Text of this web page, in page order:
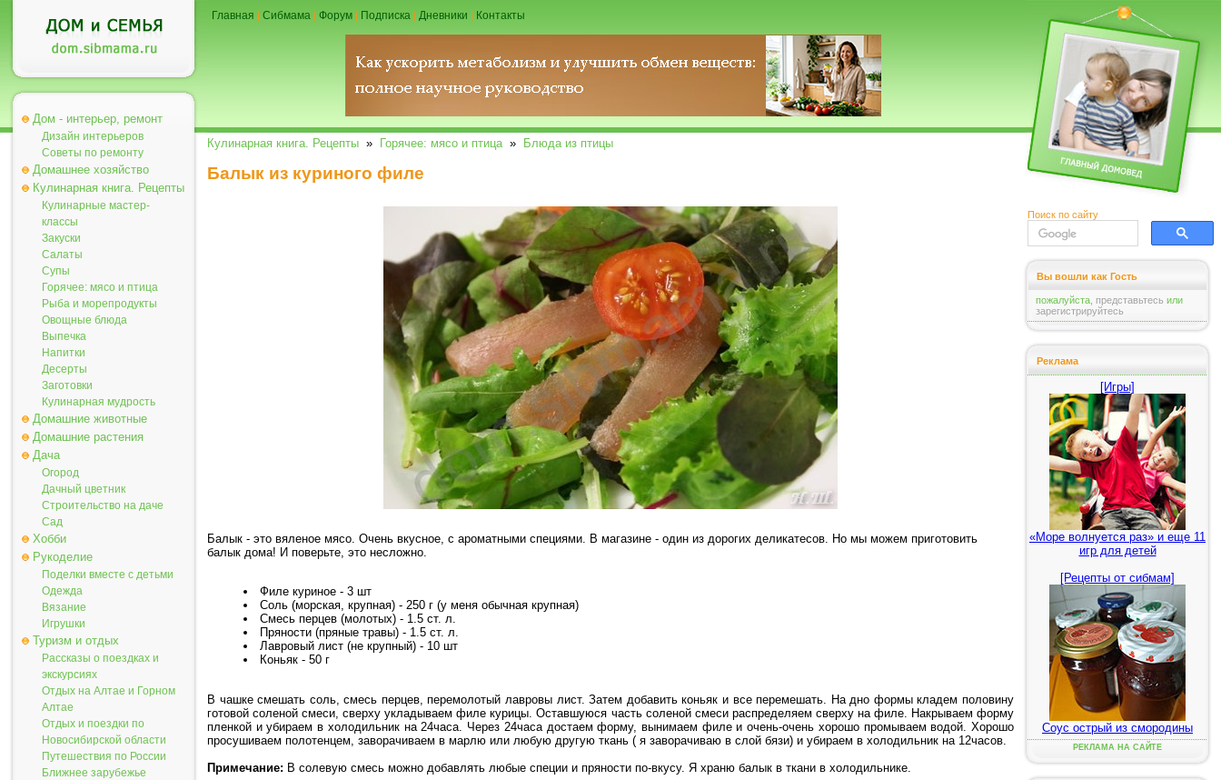
Дом - интерьер, ремонт
Дизайн интерьеров
Советы по ремонту
Домашнее хозяйство
Кулинарная книга. Рецепты
Кулинарные мастер-
классы
Закуски
Салаты
Супы
Горячее: мясо и птица
Рыба и морепродукты
Овощные блюда
Выпечка
Напитки
Десерты
Заготовки
Кулинарная мудрость
Домашние животные
Домашние растения
Дача
Огород
Дачный цветник
Строительство на даче
Сад
Хобби
Рукоделие
Поделки вместе с детьми
Одежда
Вязание
Игрушки
Туризм и отдых
Рассказы о поездках и
экскурсиях
Отдых на Алтае и Горном
Алтае
Отдых и поездки по
Новосибирской области
Путешествия по России
Ближнее зарубежье
Главная Сибмама Форум Подписка Дневники Контакты
Кулинарная книга. Рецепты » Горячее: мясо и птица» Блюда из птицы
Балык из куриного филе
Балык - это вяленое мясо. Очень вкусное, с ароматными специями. В магазине - один из дорогих деликатесов. Но мы можем приготовить
балык дома! И поверьте, это несложно.
Филе куриное - 3 шт
Соль (морская, крупная) - 250 г (у меня обычная крупная)
Смесь перцев (молотых) - 1.5 ст. л.
Пряности (пряные травы) - 1.5 ст. л.
Лавровый лист (не крупный) - 10 шт
Коньяк - 50 г
В чашке смешать соль, смесь перцев, перемолотый лавровы лист. Затем добавить коньяк и все перемешать. На дно формы кладем половину
готовой соленой смеси, сверху укладываем филе курицы. Оставшуюся часть соленой смеси распределяем сверху на филе. Накрываем форму
пленкой и убираем в холодильник на 24часа. Через 24часа достаем форму, вынимаем филе и очень-очень хорошо промываем водой. Хорошо
просушиваем полотенцем, заворачиваем в марлю или любую другую ткань ( я заворачиваю в слой бязи) и убираем в холодильник на 12часов.
Примечание: В солевую смесь можно добавлять любые специи и пряности по-вкусу. Я храню балык в ткани в холодильнике.
Поиск по сайту
Вы вошли как Гость
пожалуйста, представьтесь или
зарегистрируйтесь
Реклама
[Игры]
«Море волнуется раз» и еще 11
игр для детей
[Рецепты от сибмам]
Соус острый из смородины
РЕКЛАМА НА САЙТЕ